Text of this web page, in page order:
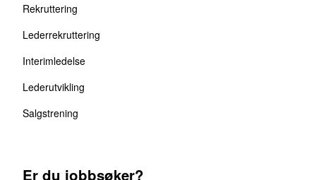
Rekruttering
Lederrekruttering
Interimledelse
Lederutvikling
Salgstrening
Er du jobbsøker?